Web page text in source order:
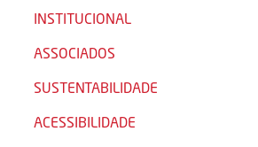
INSTITUCIONAL
ASSOCIADOS
SUSTENTABILIDADE
ACESSIBILIDADE